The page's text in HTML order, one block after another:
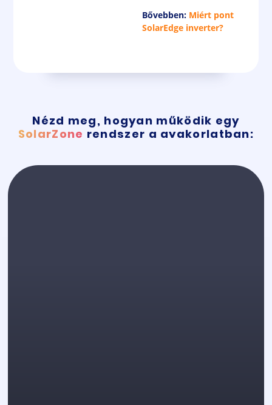
Bővebben: Miért pont
SolarEdge inverter?
Nézd meg, hogyan működik egy
SolarZone rendszer a gyakorlatban: